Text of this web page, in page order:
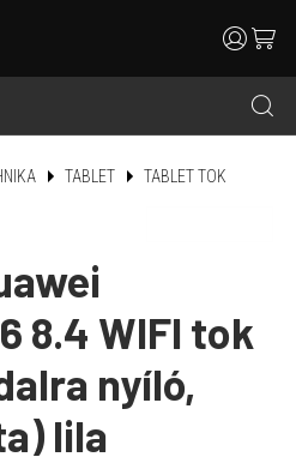
search
usercart
TABLET TABLET TOK
8.4 WIFI tok
nyíló,
lila